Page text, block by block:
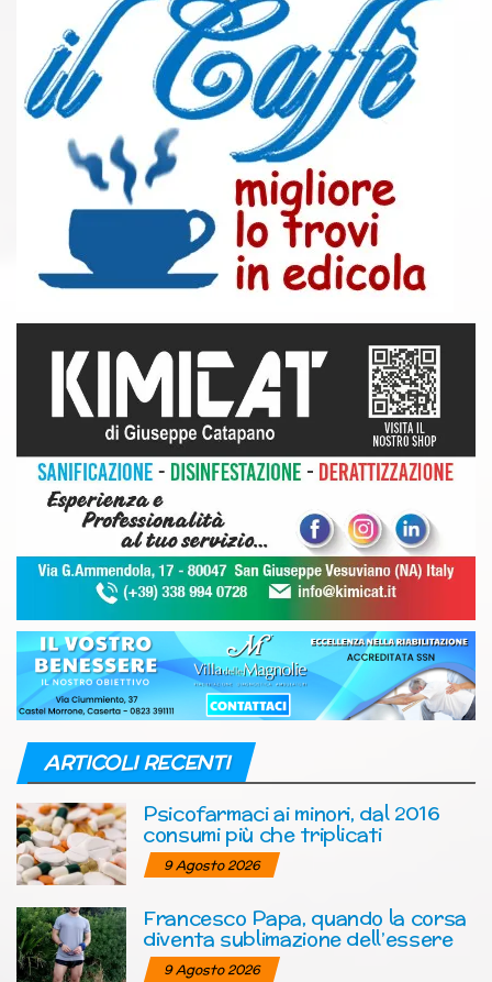
ARTICOLI RECENTI
Psicofarmaci ai minori, dal 2016
consumi più che triplicati
9 Agosto 2026
Francesco Papa, quando la corsa
diventa sublimazione dell’essere
9 Agosto 2026